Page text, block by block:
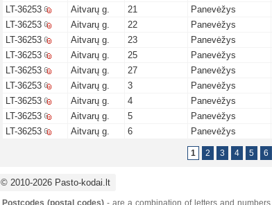
LT-36253
Aitvarų g. 21 Panevėžys
LT-36253
Aitvarų g. 22 Panevėžys
LT-36253
Aitvarų g. 23 Panevėžys
LT-36253
Aitvarų g. 25 Panevėžys
LT-36253
Aitvarų g. 27 Panevėžys
LT-36253
Aitvarų g. 3 Panevėžys
LT-36253
Aitvarų g. 4 Panevėžys
LT-36253
Aitvarų g. 5 Panevėžys
LT-36253
Aitvarų g. 6 Panevėžys
1 2 3 4 5 6
© 2010-2026 Pasto-kodai.lt
Postcodes (postal codes) - are a combination of letters and